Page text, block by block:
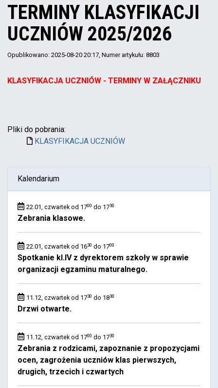
TERMINY KLASYFIKACJI
UCZNIÓW 2025/2026
Opublikowano: 2025-08-20 20:17 , Numer artykułu: 8803
KLASYFIKACJA UCZNIÓW - TERMINY W ZAŁĄCZNIKU
Pliki do pobrania:
KLASYFIKACJA UCZNIÓW
Kalendarium
22.01, czwartek od 1700 do 1730
Zebrania klasowe.
22.01, czwartek od 1630 do 1700
Spotkanie kl.IV z dyrektorem szkoły w sprawie
organizacji egzaminu maturalnego.
11.12, czwartek od 1730 do 1830
Drzwi otwarte.
11.12, czwartek od 1700 do 1730
Zebrania z rodzicami, zapoznanie z propozycjami
ocen, zagrożenia uczniów klas pierwszych,
drugich, trzecich i czwartych